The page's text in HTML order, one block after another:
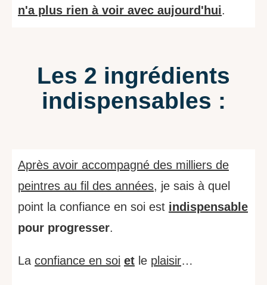
n'a plus rien à voir avec aujourd'hui.
Les 2 ingrédients
indispensables :
Après avoir accompagné des milliers de
peintres au fil des années, je sais à quel
point la confiance en soi est indispensable
pour progresser.
La confiance en soi et le plaisir…